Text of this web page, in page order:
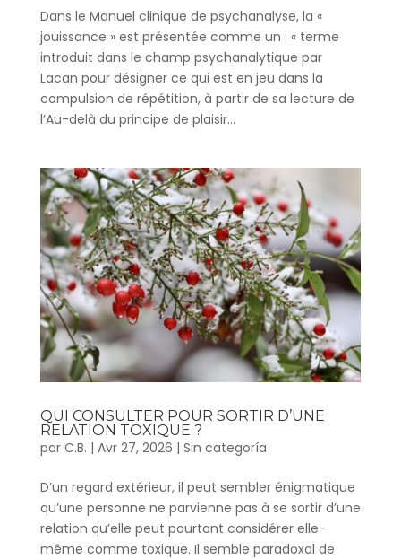
Dans le Manuel clinique de psychanalyse, la «
jouissance » est présentée comme un : « terme
introduit dans le champ psychanalytique par
Lacan pour désigner ce qui est en jeu dans la
compulsion de répétition, à partir de sa lecture de
l’Au-delà du principe de plaisir...
QUI CONSULTER POUR SORTIR D’UNE
RELATION TOXIQUE ?
par C.B. | Avr 27, 2026 | Sin categoría
D’un regard extérieur, il peut sembler énigmatique
qu’une personne ne parvienne pas à se sortir d’une
relation qu’elle peut pourtant considérer elle-
même comme toxique. Il semble paradoxal de